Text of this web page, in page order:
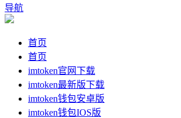
导航
首页
首页
imtoken官网下载
imtoken最新版下载
imtoken钱包安卓版
imtoken钱包IOS版